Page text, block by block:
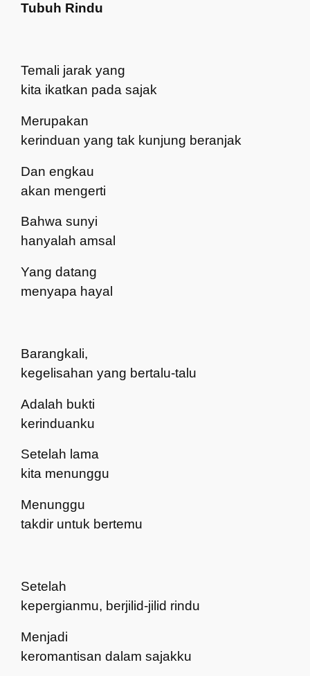
Tubuh Rindu
Temali jarak yang
kita ikatkan pada sajak
Merupakan
kerinduan yang tak kunjung beranjak
Dan engkau
akan mengerti
Bahwa sunyi
hanyalah amsal
Yang datang
menyapa hayal
Barangkali,
kegelisahan yang bertalu-talu
Adalah bukti
kerinduanku
Setelah lama
kita menunggu
Menunggu
takdir untuk bertemu
Setelah
kepergianmu, berjilid-jilid rindu
Menjadi
keromantisan dalam sajakku